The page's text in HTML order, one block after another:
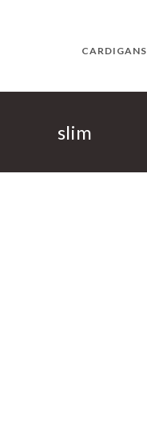
CARDIGANS
slim